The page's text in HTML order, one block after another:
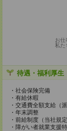
お仕
私た
待遇・福利厚生
・社会保険完備
・有給休暇
・交通費全額支給（
・年末調整
・前給制度（当社規定
・障がい者就業支援